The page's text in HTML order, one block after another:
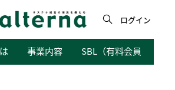
ログイン
事業内容 SBL（有料会員向けサ